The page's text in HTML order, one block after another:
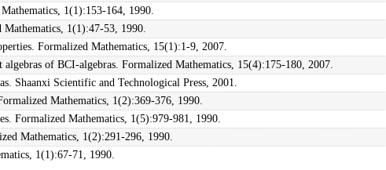
1(1):153-164, 1990.
Mathematics, 1(1):47-53, 1990.
Formalized Mathematics, 15(1):1-9, 2007.
of BCI-algebras. Formalized Mathematics, 15(4):175-180, 2007.
Shaanxi Scientific and Technological Press, 2001.
Mathematics, 1(2):369-376, 1990.
Formalized Mathematics, 1(5):979-981, 1990.
Mathematics, 1(2):291-296, 1990.
1(1):67-71, 1990.